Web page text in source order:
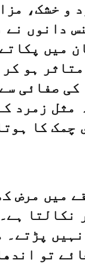
و خشک،
دانوں نے
میں
ہو
صفائی
مثل زمرد
چمک کا
میں مرض
نکالتا
پڑتے۔
تو